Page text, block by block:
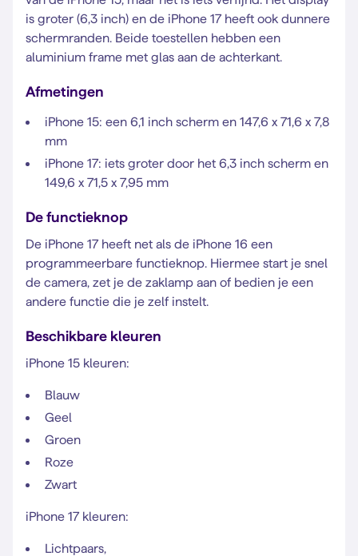
is groter (6,3 inch) en de iPhone 17 heeft ook dunnere
schermranden. Beide toestellen hebben een
aluminium frame met glas aan de achterkant.
Afmetingen
iPhone 15: een 6,1 inch scherm en 147,6 x 71,6 x 7,8
mm
iPhone 17: iets groter door het 6,3 inch scherm en
149,6 x 71,5 x 7,95 mm
De functieknop
De iPhone 17 heeft net als de iPhone 16 een
programmeerbare functieknop. Hiermee start je snel
de camera, zet je de zaklamp aan of bedien je een
andere functie die je zelf instelt.
Beschikbare kleuren
iPhone 15 kleuren:
Blauw
Geel
Groen
Roze
Zwart
iPhone 17 kleuren:
Lichtpaars,